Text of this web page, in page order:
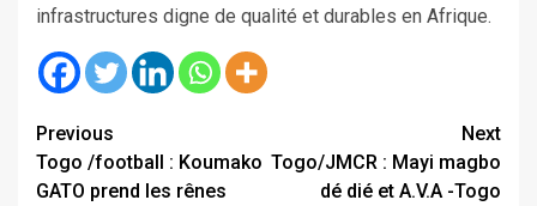
infrastructures digne de qualité et durables en Afrique.
Continue
Reading
Previous
Togo /football : Koumako
GATO prend les rênes
Next
Togo/JMCR : Mayi magbo
dé dié et A.V.A -Togo